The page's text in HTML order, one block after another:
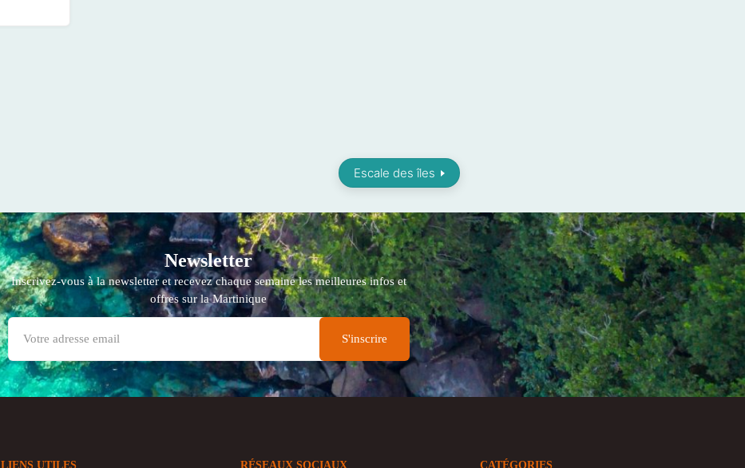
Escale des îles
Newsletter
Inscrivez-vous à la newsletter et recevez chaque semaine les meilleures infos et
offres sur la Martinique
LIENS UTILES RÉSEAUX SOCIAUX CATÉGORIES